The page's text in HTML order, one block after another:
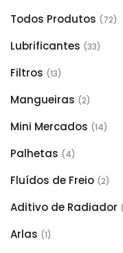
Todos Produtos (72)
Lubrificantes (33)
Filtros (13)
Mangueiras (2)
Mini Mercados (14)
Palhetas (4)
Fluídos de Freio (2)
Aditivo de Radiador
Arlas (1)